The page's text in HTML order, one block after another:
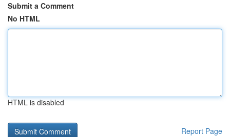
Submit a Comment
No HTML
HTML is disabled
Report Page